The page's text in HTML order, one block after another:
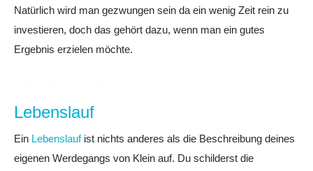
Natürlich wird man gezwungen sein da ein wenig Zeit rein zu
investieren, doch das gehört dazu, wenn man ein gutes
Ergebnis erzielen möchte.
Lebenslauf
Ein Lebenslaufist nichts anderes als die Beschreibung deines
eigenen Werdegangs von Klein auf. Du schilderst die